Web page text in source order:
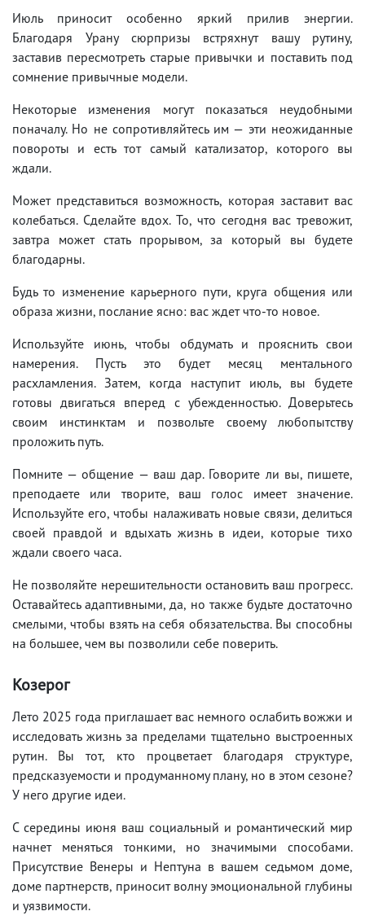
Июль приносит особенно яркий прилив энергии.
Благодаря Урану сюрпризы встряхнут вашу рутину,
заставив пересмотреть старые привычки и поставить под
сомнение привычные модели.
Некоторые изменения могут показаться неудобными
поначалу. Но не сопротивляйтесь им — эти неожиданные
повороты и есть тот самый катализатор, которого вы
ждали.
Может представиться возможность, которая заставит вас
колебаться. Сделайте вдох. То, что сегодня вас тревожит,
завтра может стать прорывом, за который вы будете
благодарны.
Будь то изменение карьерного пути, круга общения или
образа жизни, послание ясно: вас ждет что-то новое.
Используйте июнь, чтобы обдумать и прояснить свои
намерения. Пусть это будет месяц ментального
расхламления. Затем, когда наступит июль, вы будете
готовы двигаться вперед с убежденностью. Доверьтесь
своим инстинктам и позвольте своему любопытству
проложить путь.
Помните — общение — ваш дар. Говорите ли вы, пишете,
преподаете или творите, ваш голос имеет значение.
Используйте его, чтобы налаживать новые связи, делиться
своей правдой и вдыхать жизнь в идеи, которые тихо
ждали своего часа.
Не позволяйте нерешительности остановить ваш прогресс.
Оставайтесь адаптивными, да, но также будьте достаточно
смелыми, чтобы взять на себя обязательства. Вы способны
на большее, чем вы позволили себе поверить.
Козерог
Лето 2025 года приглашает вас немного ослабить вожжи и
исследовать жизнь за пределами тщательно выстроенных
рутин. Вы тот, кто процветает благодаря структуре,
предсказуемости и продуманному плану, но в этом сезоне?
У него другие идеи.
С середины июня ваш социальный и романтический мир
начнет меняться тонкими, но значимыми способами.
Присутствие Венеры и Нептуна в вашем седьмом доме,
доме партнерств, приносит волну эмоциональной глубины
и уязвимости.